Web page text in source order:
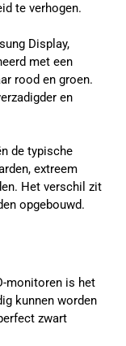
te verhogen.
Display,
met een
rood en groen.
en
de typische
extreem
Het verschil zit
opgebouwd.
monitoren is het
kunnen worden
zwart